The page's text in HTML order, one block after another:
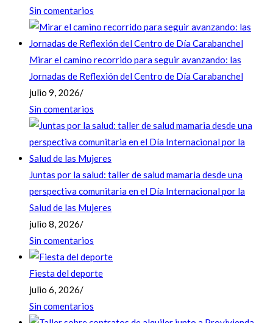
Sin comentarios
Mirar el camino recorrido para seguir avanzando: las
Jornadas de Reflexión del Centro de Día Carabanchel
julio 9, 2026/
Sin comentarios
Juntas por la salud: taller de salud mamaria desde una
perspectiva comunitaria en el Día Internacional por la
Salud de las Mujeres
julio 8, 2026/
Sin comentarios
Fiesta del deporte
julio 6, 2026/
Sin comentarios